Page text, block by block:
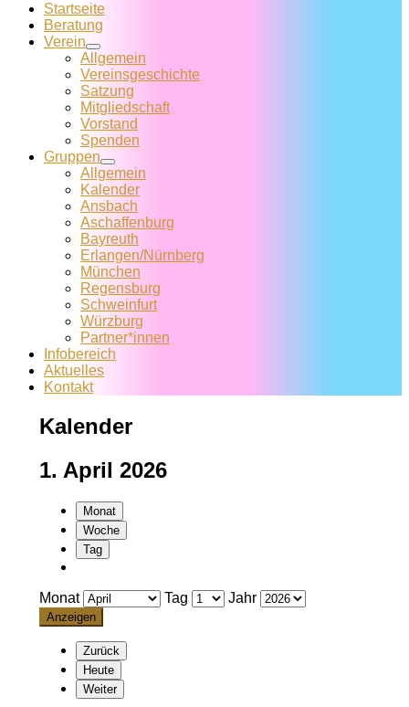
Startseite
Beratung
Verein
Allgemein
Vereins­geschichte
Satzung
Mitglied­schaft
Vorstand
Spenden
Gruppen
Allgemein
Kalender
Ansbach
Aschaffenburg
Bayreuth
Erlangen/Nürnberg
München
Regensburg
Schweinfurt
Würzburg
Partner*innen
Infobereich
Aktuelles
Kontakt
Kalender
1. April 2026
Monat
Woche
Tag
Monat Tag Jahr
Zurück
Heute
Weiter